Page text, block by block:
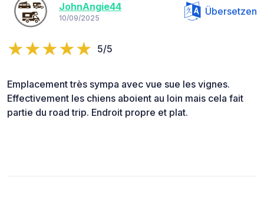
JohnAngie44
10/09/2025
Übersetzen
5/5
Emplacement très sympa avec vue sue les vignes.
Effectivement les chiens aboient au loin mais cela fait
partie du road trip. Endroit propre et plat.